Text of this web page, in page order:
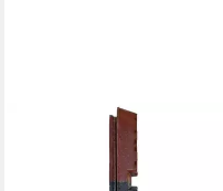
Felgenbremse Promax
Ersatzgummi für